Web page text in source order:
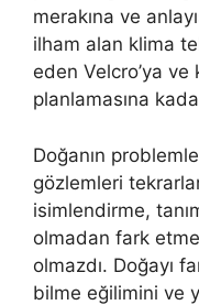
merakına ve
ilham alan klima
eden Velcro’ya
planlamasına
Doğanın
gözlemleri
isimlendirme,
olmadan fark
olmazdı. Doğayı
bilme eğilimini ve